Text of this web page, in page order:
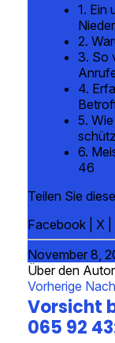
1. Ein
2.
3. So
4.
5.
6.
46
Teilen Sie
Facebook| X
November 8,
Über den
Vorherige
Vorsicht
065 92